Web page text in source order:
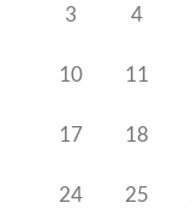
3 4
10 11
17 18
24 25